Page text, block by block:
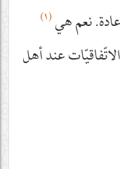
نعم هي(١)
عند أهل